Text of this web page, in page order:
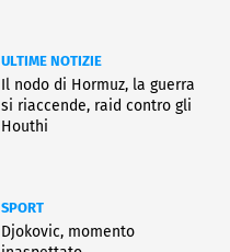
ULTIME NOTIZIE
Il nodo di Hormuz, la guerra
si riaccende, raid contro gli
Houthi
SPORT
Djokovic, momento